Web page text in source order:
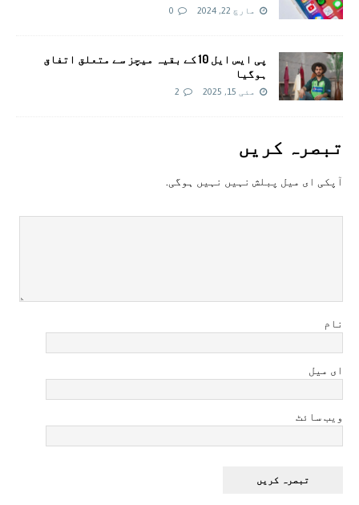
مارچ 22, 2024 0
پی ایس ایل 10 کے بقیہ میچز سے متعلق اتفاق
ہوگیا
مئی 15, 2025 2
تبصرہ کريں
آپکی ای ميل پبلش نہيں نہيں ہوگی.
نام
ای میل
ویب سائٹ